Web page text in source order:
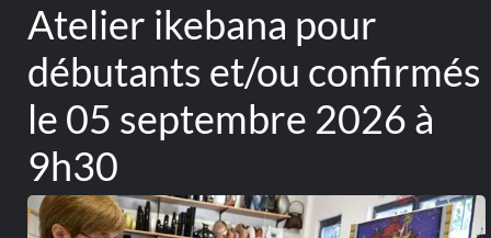
Atelier ikebana pour
débutants et/ou confirmés
le 05 septembre 2026 à
9h30